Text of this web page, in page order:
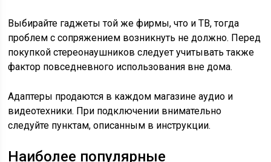
Выбирайте гаджеты той же фирмы, что и ТВ, тогда
проблем с сопряжением возникнуть не должно. Перед
покупкой стереонаушников следует учитывать также
фактор повседневного использования вне дома.
Адаптеры продаются в каждом магазине аудио и
видеотехники. При подключении внимательно
следуйте пунктам, описанным в инструкции.
Наиболее популярные